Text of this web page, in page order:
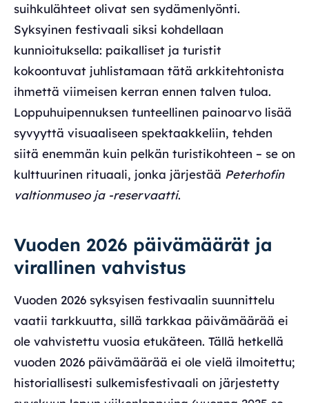
suihkulähteet olivat sen sydämenlyönti.
Syksyinen festivaali siksi kohdellaan
kunnioituksella: paikalliset ja turistit
kokoontuvat juhlistamaan tätä arkkitehtonista
ihmettä viimeisen kerran ennen talven tuloa.
Loppuhuipennuksen tunteellinen painoarvo lisää
syvyyttä visuaaliseen spektaakkeliin, tehden
siitä enemmän kuin pelkän turistikohteen – se on
kulttuurinen rituaali, jonka järjestää Peterhofin
valtionmuseo ja -reservaatti.
Vuoden 2026 päivämäärät ja
virallinen vahvistus
Vuoden 2026 syksyisen festivaalin suunnittelu
vaatii tarkkuutta, sillä tarkkaa päivämäärää ei
ole vahvistettu vuosia etukäteen. Tällä hetkellä
vuoden 2026 päivämäärää ei ole vielä ilmoitettu;
historiallisesti sulkemisfestivaali on järjestetty